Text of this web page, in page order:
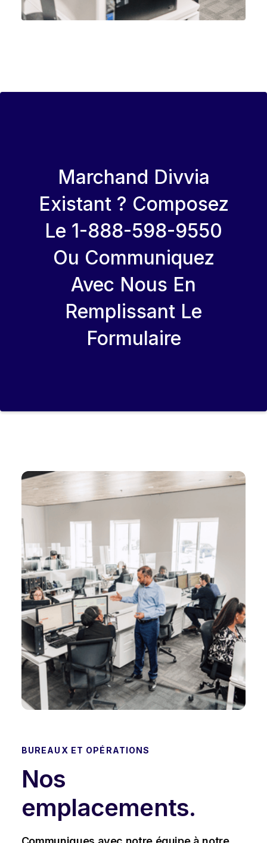
Marchand Divvia
Existant ? Composez
Le 1-888-598-9550
Ou Communiquez
Avec Nous En
Remplissant Le
Formulaire
BUREAUX ET OPÉRATIONS
Nos
emplacements.